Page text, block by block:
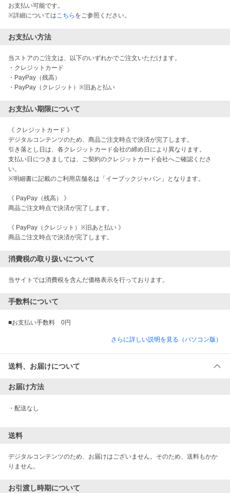
お支払い可能です。
※詳細についてはこちら をご参照ください。
お支払い方法
当ストアのご注文は、以下のいずれかでご注文いただけます。
・クレジットカード
・PayPay（残高）
・PayPay（クレジット）※旧あと払い
お支払い期限について
《 クレジットカード 》
デジタルコンテンツのため、商品ご注文時点で決済が完了します。
引き落とし日は、各クレジットカード会社の締め日により異なります。
支払い日につきましては、ご契約のクレジットカード会社へご確認くださ
い。
※明細書に記載のご利用店舗名は「イーブックジャパン」となります。
《 PayPay（残高） 》
商品ご注文時点で決済が完了します。
《 PayPay（クレジット）※旧あと払い 》
商品ご注文時点で決済が完了します。
消費税の取り扱いについて
当サイトでは消費税を含んだ価格表示を行っております。
手数料について
さらに詳しい説明を見る（パソコン版）
送料、お届けについて
お届け方法
・ 配送なし
送料
デジタルコンテンツのため、お届けはございません。そのため、送料もかか
りません。
お引渡し時期について